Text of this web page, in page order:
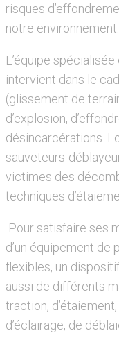
risques
notre environnement.
L’équipe
intervient dans le
(glissement de
d’explosion,
désincarcérations.
sauveteurs-
victimes des
techniques
Pour satisfaire ses
d’un équipement de
flexibles, un
aussi de différents
traction,
d’éclairage, de